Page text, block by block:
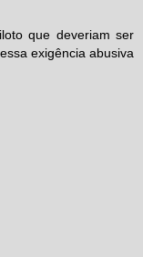
que deveriam ser
exigência abusiva